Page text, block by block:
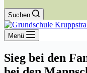
Suchen
Menü
Sieg bei den